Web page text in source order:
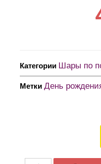
Категории Шары по
Метки День